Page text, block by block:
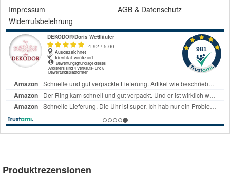
Impressum
AGB & Datenschutz
Widerrufsbelehrung
Produktrezensionen